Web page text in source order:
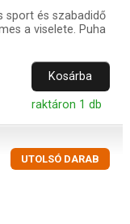
sport és szabadidő
a viselete. Puha
Kosárba
raktáron 1 db
UTOLSÓ DARAB